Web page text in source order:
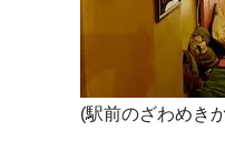
(駅前のざわめき